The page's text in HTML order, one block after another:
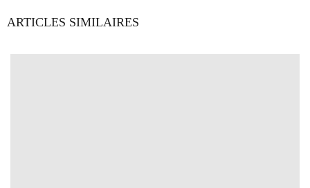
ARTICLES SIMILAIRES